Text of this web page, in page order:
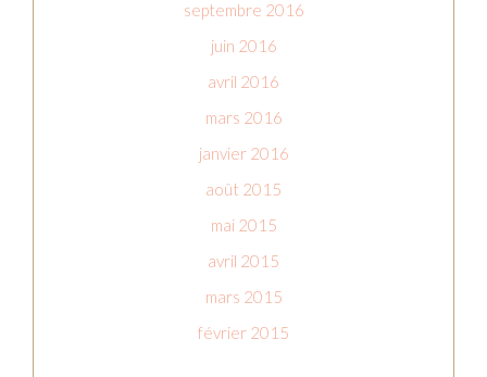
septembre 2016
juin 2016
avril 2016
mars 2016
janvier 2016
août 2015
mai 2015
avril 2015
mars 2015
février 2015